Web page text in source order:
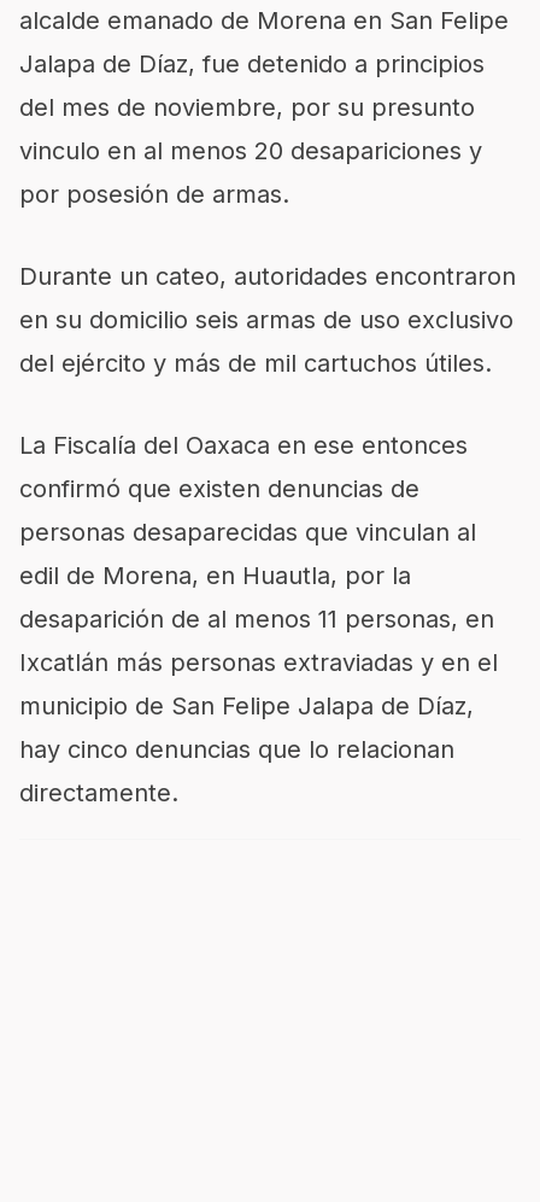
alcalde emanado de Morena en San Felipe
Jalapa de Díaz, fue detenido a principios
del mes de noviembre, por su presunto
vinculo en al menos 20 desapariciones y
por posesión de armas.
Durante un cateo, autoridades encontraron
en su domicilio seis armas de uso exclusivo
del ejército y más de mil cartuchos útiles.
La Fiscalía del Oaxaca en ese entonces
confirmó que existen denuncias de
personas desaparecidas que vinculan al
edil de Morena, en Huautla, por la
desaparición de al menos 11 personas, en
Ixcatlán más personas extraviadas y en el
municipio de San Felipe Jalapa de Díaz,
hay cinco denuncias que lo relacionan
directamente.